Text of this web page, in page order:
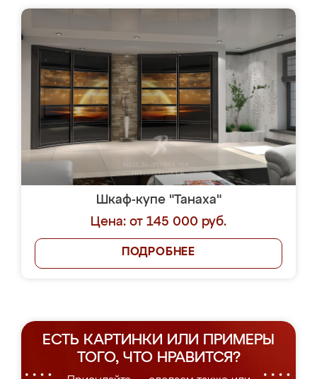
Шкаф-купе "Танаха"
Цена: от 145 000 руб.
ПОДРОБНЕЕ
ЕСТЬ КАРТИНКИ ИЛИ ПРИМЕРЫ
ТОГО, ЧТО НРАВИТСЯ?